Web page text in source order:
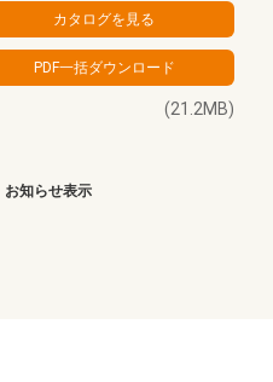
(21.2MB)
お知らせ表示